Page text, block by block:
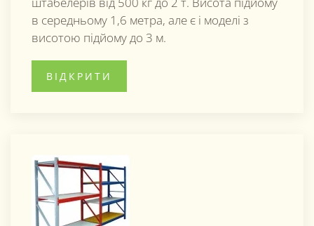
в середньому 1,6 метра, але є і моделі з
висотою підйому до 3 м.
ВІДКРИТИ